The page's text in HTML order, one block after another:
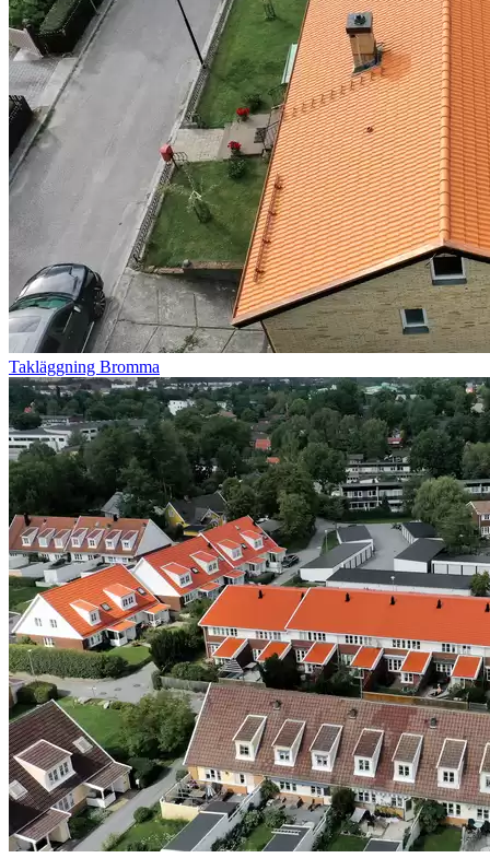
Takläggning Bromma